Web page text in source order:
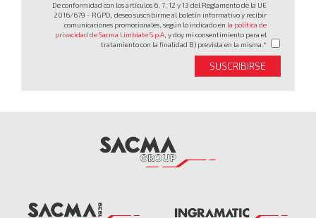
De conformidad con los artículos 6, 7, 12 y 13 del Reglamento de la UE
2016/679 - RGPD, deseo suscribirme al boletín informativo y recibir
comunicaciones promocionales, según lo indicado en la política de
privacidad de Sacma Limbiate S.p.A, y doy mi consentimiento para el
tratamiento con la finalidad B) prevista en la misma.
SUSCRIBIRSE